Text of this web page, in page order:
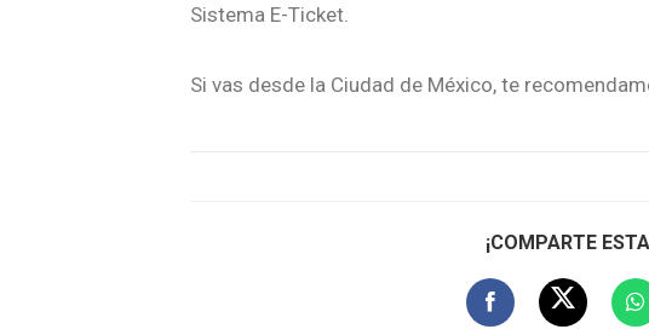
Sistema E-Ticket.
Si vas desde la Ciudad de México, te
¡COMPARTE